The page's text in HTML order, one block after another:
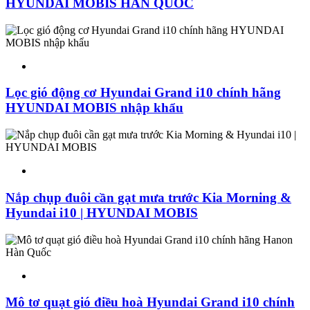
HYUNDAI MOBIS HÀN QUỐC
Lọc gió động cơ Hyundai Grand i10 chính hãng
HYUNDAI MOBIS nhập khẩu
Nắp chụp đuôi cần gạt mưa trước Kia Morning &
Hyundai i10 | HYUNDAI MOBIS
Mô tơ quạt gió điều hoà Hyundai Grand i10 chính